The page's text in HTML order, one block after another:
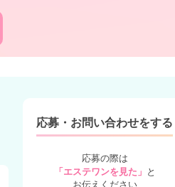
応募・お問い合わせをする
応募の際は
「エステワンを見た」 と
お伝えください